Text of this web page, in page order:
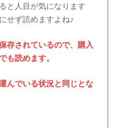
と人目が気になります
せず読めますよね♪
存されているので、購入
も読めます。
んでいる状況と同じとな